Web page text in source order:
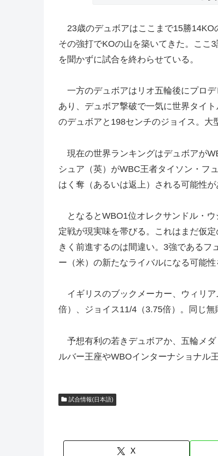
23歳のデュボアはここまで15勝14KO
その強打でKOの山を築いてきた。ここ
を聞かずに試合を終わらせている。
一方のデュボアはリオ五輪後にプロ
あり、デュボア撃破で一気に世界タイ
のデュボアと198センチのジョイス。
現在の世界ランキングはデュボアが
シュア（英）がWBC王者タイソン・フ
はく奪（あるいは返上）される可能性
となるとWBO1位オレクサンドル・
定戦が現実味を帯びる。これはまだ仮
きく前進するのは間違い。3強であるフ
ー（米）の新たなライバルになる可能
イギリスのブックメーカー、ウィリ
倍）、ジョイス11/4（3.75倍）。同じ
予想有利の若きデュボアか、五輪メ
ルバー王座やWBOインターナショナル
試合情報(日本語)
X